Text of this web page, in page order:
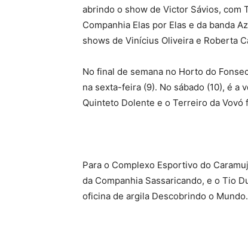
abrindo o show de Victor Sávios, com
Companhia Elas por Elas e da banda
shows de Vinícius Oliveira e Roberta
No final de semana no Horto do
na sexta-feira (9). No sábado (10), é a
Quinteto Dolente e o Terreiro da Vovó
Para o Complexo Esportivo do
da Companhia Sassaricando, e o Tio
oficina de argila Descobrindo o Mundo.